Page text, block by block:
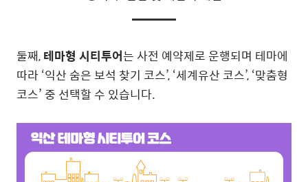
둘째,테마형 시티투어는 사전 예약제로 운행되며 테마에
따라 ‘익산 숨은 보석 찾기 코스’, ‘세계유산 코스’, ‘맞춤형
코스’ 중 선택할 수 있습니다.